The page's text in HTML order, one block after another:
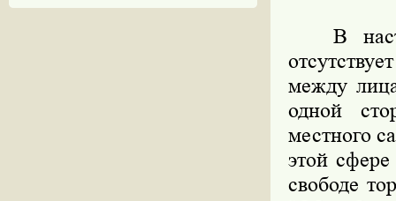
В
между
одной
местного
этой
свободе